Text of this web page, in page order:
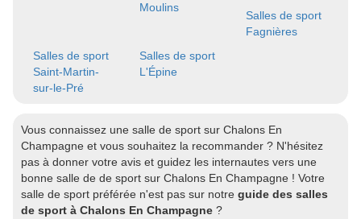
Moulins
Salles de sport
Fagnières
Salles de sport
Saint-Martin-
sur-le-Pré
Salles de sport
L'Épine
Vous connaissez une salle de sport sur Chalons En
Champagne et vous souhaitez la recommander ? N'hésitez
pas à donner votre avis et guidez les internautes vers une
bonne salle de de sport sur Chalons En Champagne ! Votre
salle de sport préférée n'est pas sur notre guide des salles
de sport à Chalons En Champagne ?